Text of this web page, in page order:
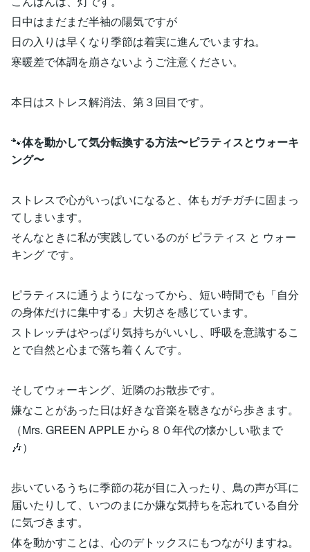
日中はまだまだ半袖の陽気ですが
日の入りは早くなり季節は着実に進んでいますね。
寒暖差で体調を崩さないようご注意ください。
本日はストレス解消法、第３回目です。
🐾体を動かして気分転換する方法〜ピラティスとウォーキ
ング〜
ストレスで心がいっぱいになると、体もガチガチに固まっ
てしまいます。
そんなときに私が実践しているのが ピラティス と ウォー
キング です。
ピラティスに通うようになってから、短い時間でも「自分
の身体だけに集中する」大切さを感じています。
ストレッチはやっぱり気持ちがいいし、呼吸を意識するこ
とで自然と心まで落ち着くんです。
そしてウォーキング、近隣のお散歩です。
嫌なことがあった日は好きな音楽を聴きながら歩きます。
（Mrs. GREEN APPLE から８０年代の懐かしい歌まで
🎶）
歩いているうちに季節の花が目に入ったり、鳥の声が耳に
届いたりして、いつのまにか嫌な気持ちを忘れている自分
に気づきます。
体を動かすことは、心のデトックスにもつながりますね。